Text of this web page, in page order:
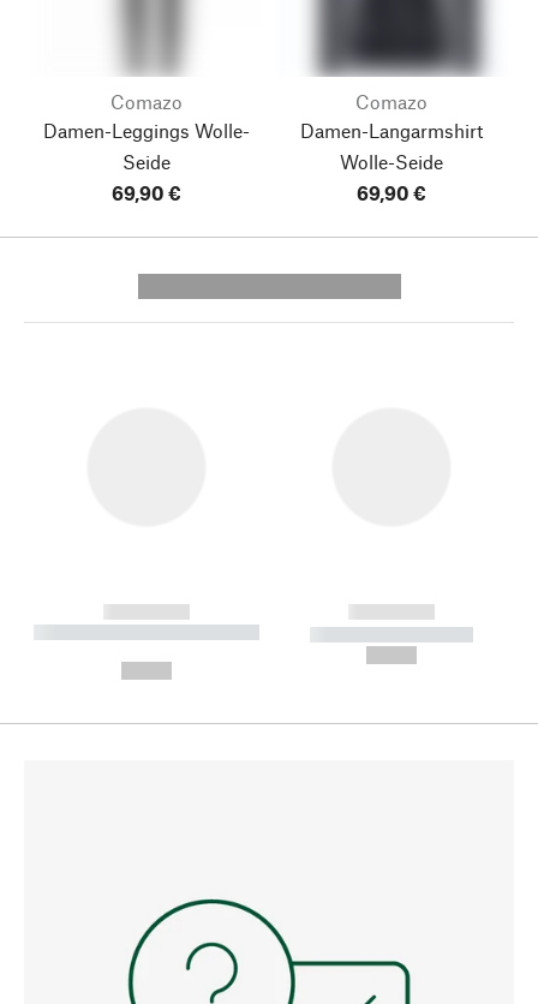
Comazo
Damen-Leggings Wolle-
Seide
69,90 €
Comazo
Damen-Langarmshirt
Wolle-Seide
69,90 €
------------
----------- ----------- --------
------------
----------- -----------